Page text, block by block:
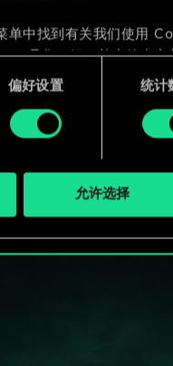
单中找到有关我们使用
一旦您了解了其中的内容
偏好设置 统计
允许选择